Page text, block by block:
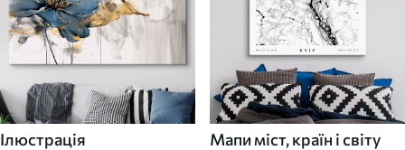
Ілюстрація Мапи міст, країн і світу